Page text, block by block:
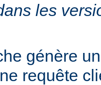
les
génère
requête